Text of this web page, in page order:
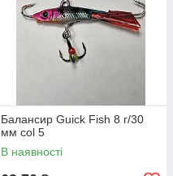
Балансир Guick Fish 8 г/30
мм col 5
В наявності